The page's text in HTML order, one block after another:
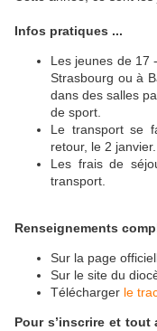
Infos pratiques ...
Les jeunes de 17
Strasbourg ou à
dans des salles
de sport.
Le transport se
retour, le 2 janvier.
Les frais de
transport.
Renseignements
Sur la page
Sur le site du
Télécharger le
Pour s’inscrire et